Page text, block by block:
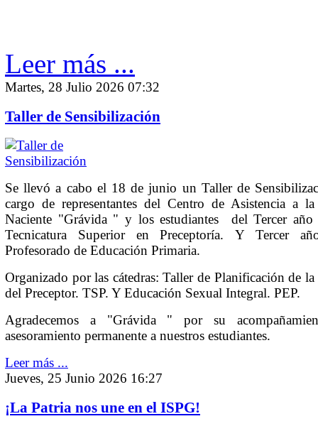
Leer más ...
Martes, 28 Julio 2026 07:32
Taller de Sensibilización
Se llevó a cabo el 18 de junio un Taller de
cargo de representantes del Centro de Asistencia a
Naciente "Grávida " y los estudiantes del Tercer año
Tecnicatura Superior en Preceptoría. Y Tercer
Profesorado de Educación Primaria.
Organizado por las cátedras: Taller de Planificación de la
del Preceptor. TSP. Y Educación Sexual Integral. PEP.
Agradecemos a "Grávida " por su
asesoramiento permanente a nuestros estudiantes.
Leer más ...
Jueves, 25 Junio 2026 16:27
¡La Patria nos une en el ISPG!